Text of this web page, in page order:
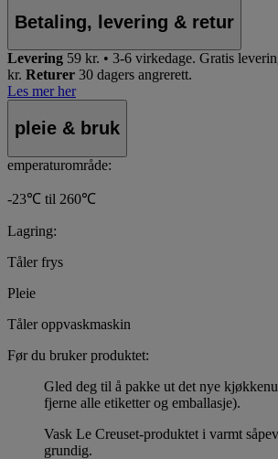
Betaling, levering & retur
Levering 59 kr. • 3-6 virkedage. Gratis
kr. Returer 30 dagers angrerett.
Les mer her
pleie & bruk
emperaturområde:
-23℃ til 260℃
Lagring:
Tåler frys
Pleie
Tåler oppvaskmaskin
Før du bruker produktet:
Gled deg til å pakke ut det nye
fjerne alle etiketter og emballasje).
Vask Le Creuset-produktet i varmt
grundig.